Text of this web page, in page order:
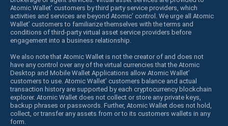
Atomic Wallet’ customers by third party service providers, which
activities and services are beyond Atomic’ control. We urge all Atomic
Wallet’ customers to familiarize themselves with the terms and
conditions of third-party virtual asset service providers before
engagement into a business relationship.
We also note that Atomic Wallet is not the creator of and does not
have any control over any of the virtual currencies that the Atomic
Desktop and Mobile Wallet Applications allow Atomic Wallet’
customers to use. Atomic Wallet’ customers balance and actual
transaction history are supported by each cryptocurrency blockchain
explorer. Atomic Wallet does not collect or store any private keys,
backup phrases or passwords. Further, Atomic Wallet does not hold,
collect, or transfer any assets from or to its customers wallets in any
form.